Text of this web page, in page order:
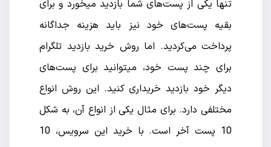
تنها یکی از پست‌های شما بازدید میخورد و برای
بقیه پست‌های خود نیز باید هزینه جداگانه
پرداخت می‌کردید. اما روش خرید بازدید تلگرام
برای چند پست خود، میتوانید برای پست‌های
دیگر خود بازدید خریداری کنید. این روش انواع
مختلفی دارد. برای مثال یکی از انواع آن، به شکل
10 پست آخر است. با خرید این سرویس، 10